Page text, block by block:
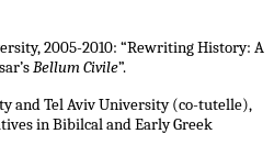
2005-2010: “Rewriting History: A
Bellum Civile”.
and Tel Aviv University (co-tutelle),
in Bibilcal and Early Greek